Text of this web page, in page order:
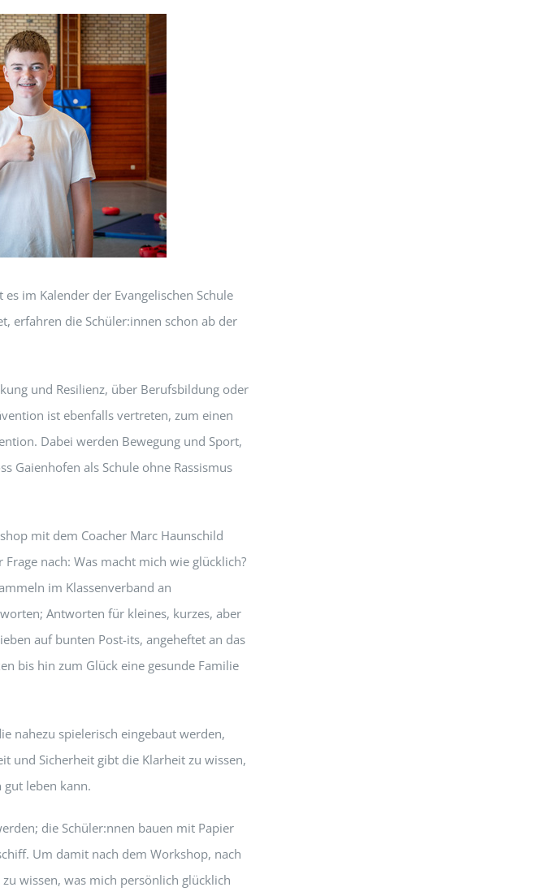
im Kalender der Evangelischen Schule
erfahren die Schüler:innen schon ab der
und Resilienz, über Berufsbildung oder
ist ebenfalls vertreten, zum einen
Dabei werden Bewegung und Sport,
Gaienhofen als Schule ohne Rassismus
mit dem Coacher Marc Haunschild
nach: Was macht mich wie glücklich?
im Klassenverband an
Antworten für kleines, kurzes, aber
auf bunten Post-its, angeheftet an das
bis hin zum Glück eine gesunde Familie
nahezu spielerisch eingebaut werden,
und Sicherheit gibt die Klarheit zu wissen,
leben kann.
die Schüler:nnen bauen mit Papier
Um damit nach dem Workshop, nach
wissen, was mich persönlich glücklich